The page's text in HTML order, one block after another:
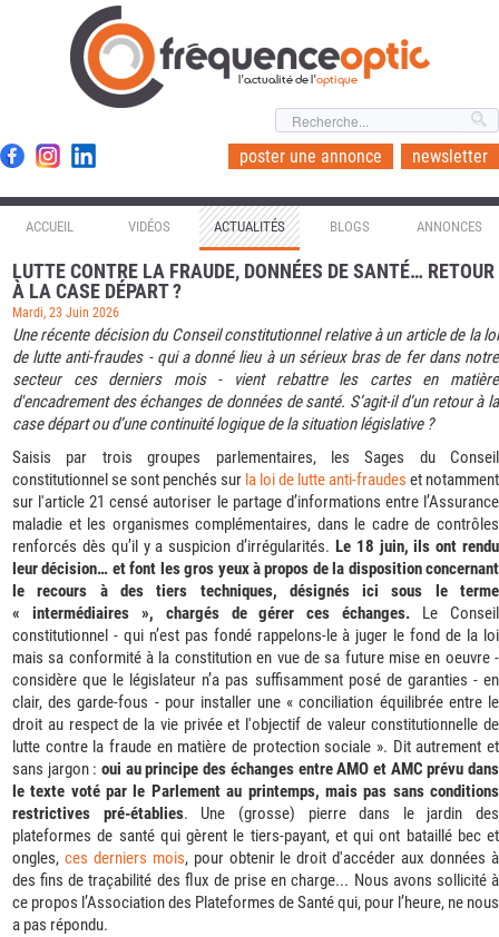
l'actualité de l'optique
poster une annonce newsletter
ACCUEIL VIDÉOS ACTUALITÉS BLOGS ANNONCES
LUTTE CONTRE LA FRAUDE, DONNÉES DE SANTÉ… RETOUR
À LA CASE DÉPART ?
Mardi, 23 Juin 2026
Une récente décision du Conseil constitutionnel relative à un article de la loi
de lutte anti-fraudes - qui a donné lieu à un sérieux bras de fer dans notre
secteur ces derniers mois - vient rebattre les cartes en matière
d'encadrement des échanges de données de santé. S’agit-il d’un retour à la
case départ ou d’une continuité logique de la situation législative ?
Saisis par trois groupes parlementaires, les Sages du Conseil
constitutionnel se sont penchés sur la loi de lutte anti-fraudes et notamment
sur l'article 21 censé autoriser le partage d’informations entre l’Assurance
maladie et les organismes complémentaires, dans le cadre de contrôles
renforcés dès qu’il y a suspicion d’irrégularités. Le 18 juin, ils ont rendu
leur décision… et font les gros yeux à propos de la disposition concernant
le recours à des tiers techniques, désignés ici sous le terme
« intermédiaires », chargés de gérer ces échanges. Le Conseil
constitutionnel - qui n’est pas fondé rappelons-le à juger le fond de la loi
mais sa conformité à la constitution en vue de sa future mise en oeuvre -
considère que le législateur n’a pas suffisamment posé de garanties - en
clair, des garde-fous - pour installer une « conciliation équilibrée entre le
droit au respect de la vie privée et l'objectif de valeur constitutionnelle de
lutte contre la fraude en matière de protection sociale ». Dit autrement et
sans jargon :oui au principe des échanges entre AMO et AMC prévu dans
le texte voté par le Parlement au printemps, mais pas sans conditions
restrictives pré-établies. Une (grosse) pierre dans le jardin des
plateformes de santé qui gèrent le tiers-payant, et qui ont bataillé bec et
ongles, ces derniers mois, pour obtenir le droit d'accéder aux données à
des fins de traçabilité des flux de prise en charge... Nous avons sollicité à
ce propos l’Association des Plateformes de Santé qui, pour l’heure, ne nous
a pas répondu.